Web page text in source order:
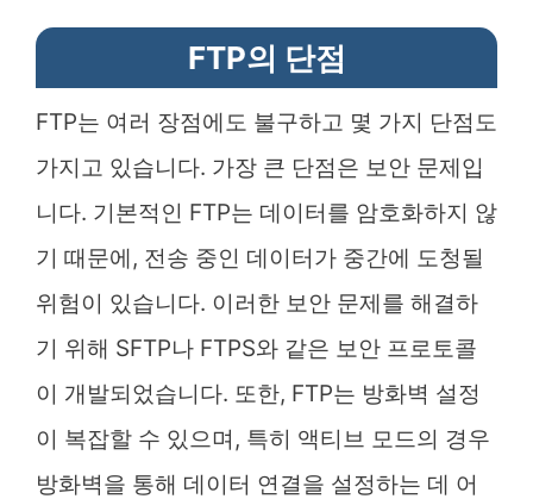
FTP의 단점
FTP는 여러 장점에도 불구하고 몇 가지 단점도
가지고 있습니다. 가장 큰 단점은 보안 문제입
니다. 기본적인 FTP는 데이터를 암호화하지 않
기 때문에, 전송 중인 데이터가 중간에 도청될
위험이 있습니다. 이러한 보안 문제를 해결하
기 위해 SFTP나 FTPS와 같은 보안 프로토콜
이 개발되었습니다. 또한, FTP는 방화벽 설정
이 복잡할 수 있으며, 특히 액티브 모드의 경우
방화벽을 통해 데이터 연결을 설정하는 데 어